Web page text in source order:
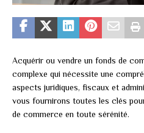
Acquérir ou vendre un fonds de
complexe qui nécessite une
aspects juridiques, fiscaux et
vous fournirons toutes les clés
de commerce en toute sérénité.